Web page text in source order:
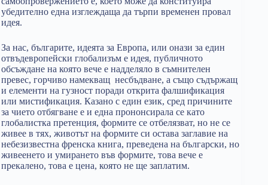
убедително една изглеждаща да търпи временен провал
идея.
За нас, българите, идеята за Европа, или онази за един
отвъдевропейски глобализъм е идея, публичното
обсъждане на която вече е надделяло в съмнителен
превес, горчиво намекващ несбъдване, а също съдържащ
и елементи на гузност поради открита фалшификация
или мистификация. Казано с един език, сред причините
за чието отбягване е и една прононсирала се като
глобалистка претенция, формите се отбелязват, но не се
живее в тях, животът на формите си остава заглавие на
небезизвестна френска книга, преведена на български, но
живеенето и умирането във формите, това вече е
прекалено, това е цена, която не ще заплатим.